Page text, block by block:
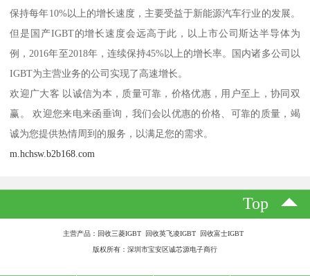
保持每年10%以上的增长速度，主要受益于新能源汽车行业的发展。
但是国产IGBT的增长速度会远高于此，以上市公司斯达半导体为
例，2016年至2018年，连续保持45%以上的增长率。国内诸多公司以
IGBT为主营业务的公司实现了高速增长。
欢迎广大客 以诚信为本，质量可靠，价格优惠，用户至上，协同双
赢。 欢迎您来电来函垂询，我们会以优惠的价格、可靠的质量，竭
诚为您提供热情周到的服务，以满足您的需求。
m.hchsw.b2b168.com
Top
主营产品：回收三菱IGBT 回收英飞凌IGBT 回收富士IGBT
版权所有：深圳市宝安区诚芯源电子商行